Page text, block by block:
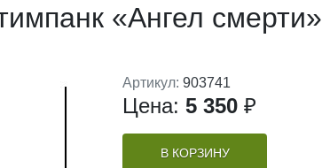
«Ангел смерти»
Артикул: 903741
Цена: 5 350 ₽
В КОРЗИНУ